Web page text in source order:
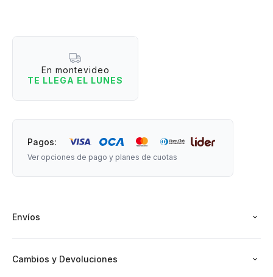
Videla, en colaboración con Mis Petates.
Producido en Uruguay.
Medidas: 9 cm de diámetro x 8 cm de alto.
En montevideo
TE LLEGA EL LUNES
Pagos:
Ver opciones de pago y planes de cuotas
Envíos
Cambios y Devoluciones